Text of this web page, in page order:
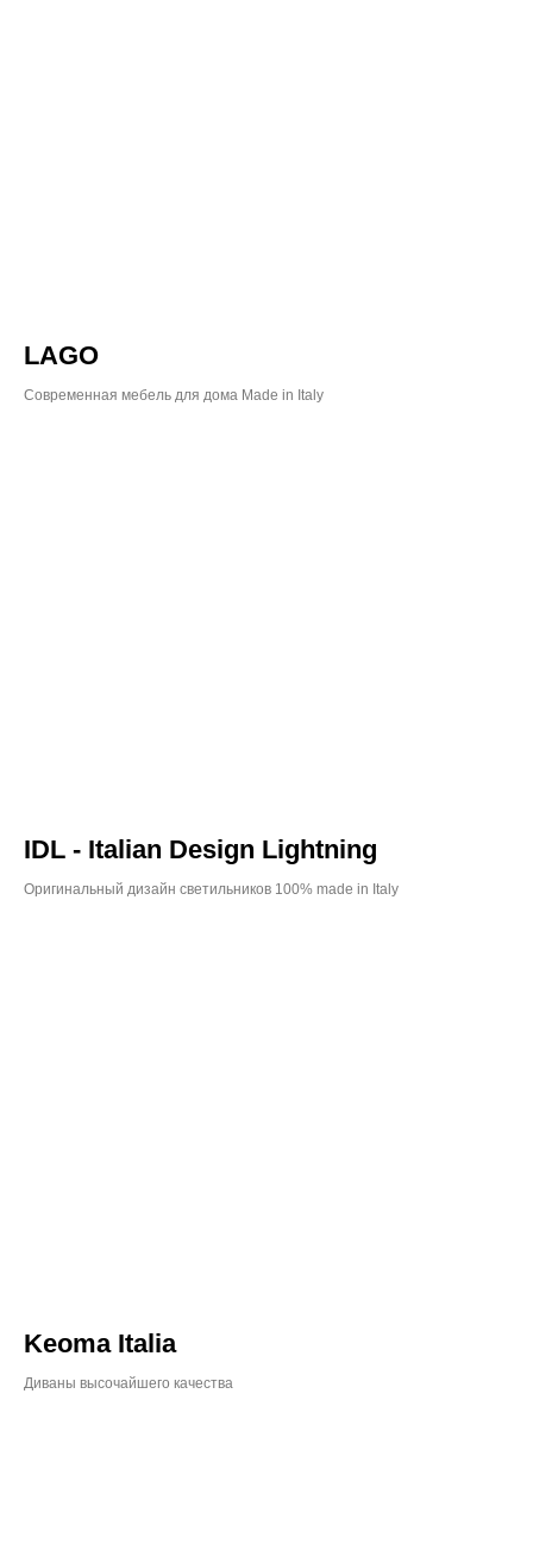
LAGO
Современная мебель для дома Made in Italy
IDL - Italian Design Lightning
Оригинальный дизайн светильников 100% made in Italy
Keoma Italia
Диваны высочайшего качества